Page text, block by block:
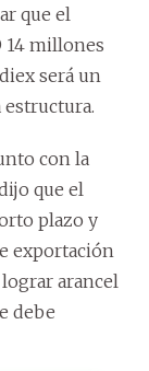
que el
14 millones
será un
con la
que el
plazo y
exportación
arancel
debe